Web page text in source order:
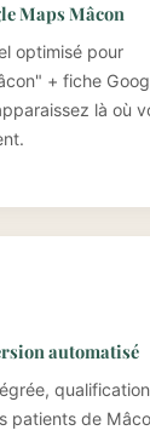
Maps Mâcon
optimisé pour
+ fiche
là où
automatisé
qualification
patients de